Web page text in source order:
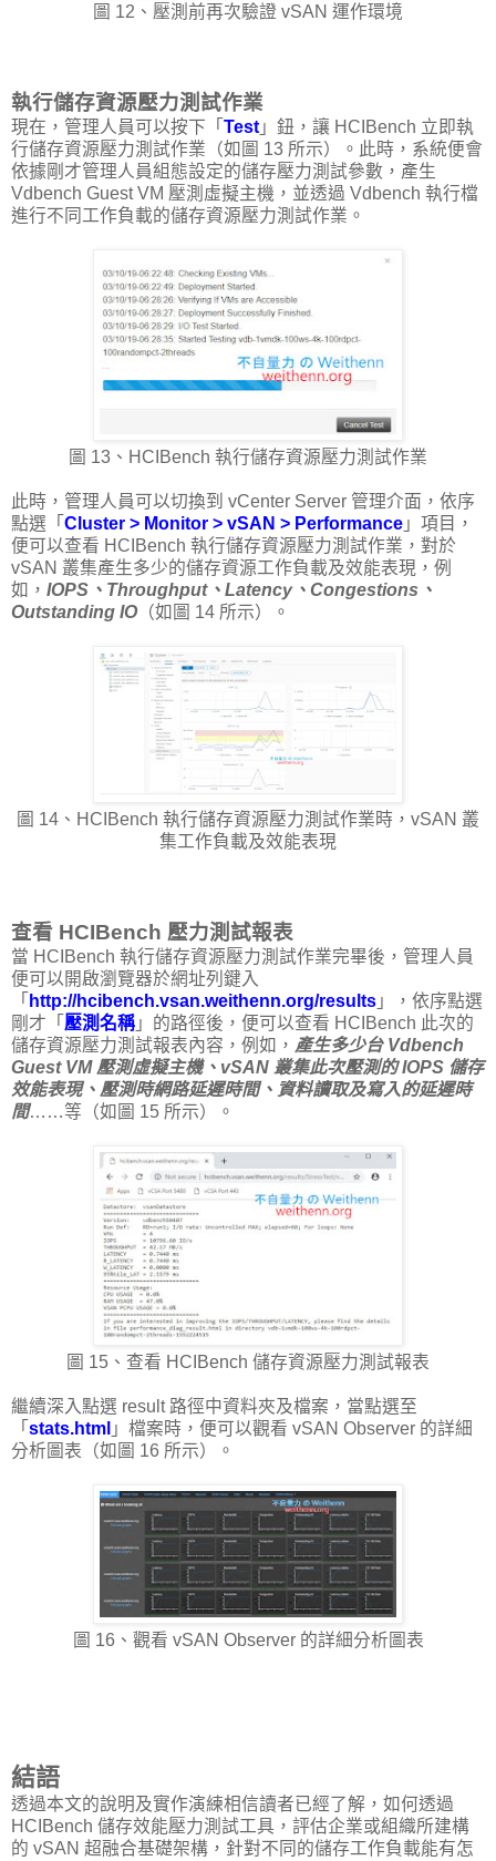
圖 12、壓測前再次驗證 vSAN 運作環境
執行儲存資源壓力測試作業
現在，管理人員可以按下「 Test 」鈕，讓 HCIBench 立即執
行儲存資源壓力測試作業（如圖 13 所示）。此時，系統便會
依據剛才管理人員組態設定的儲存壓力測試參數，產生
Vdbench Guest VM 壓測虛擬主機，並透過 Vdbench 執行檔
進行不同工作負載的儲存資源壓力測試作業。
圖 13、HCIBench 執行儲存資源壓力測試作業
此時，管理人員可以切換到 vCenter Server 管理介面，依序
點選「 Cluster > Monitor > vSAN > Performance 」項目，
便可以查看 HCIBench 執行儲存資源壓力測試作業，對於
vSAN 叢集產生多少的儲存資源工作負載及效能表現，例
如， IOPS、Throughput、Latency、Congestions、
Outstanding IO（如圖 14 所示）。
圖 14、HCIBench 執行儲存資源壓力測試作業時，vSAN 叢
集工作負載及效能表現
查看 HCIBench 壓力測試報表
當 HCIBench 執行儲存資源壓力測試作業完畢後，管理人員
便可以開啟瀏覽器於網址列鍵入
「 http://hcibench.vsan.weithenn.org/results 」，依序點選
剛才「 壓測名稱 」的路徑後，便可以查看 HCIBench 此次的
儲存資源壓力測試報表內容，例如， 產生多少台 Vdbench
Guest VM 壓測虛擬主機、vSAN 叢集此次壓測的 IOPS 儲存
效能表現、壓測時網路延遲時間、資料讀取及寫入的延遲時
間……等（如圖 15 所示）。
圖 15、查看 HCIBench 儲存資源壓力測試報表
繼續深入點選 result 路徑中資料夾及檔案，當點選至
「 stats.html 」檔案時，便可以觀看 vSAN Observer 的詳細
分析圖表（如圖 16 所示）。
圖 16、觀看 vSAN Observer 的詳細分析圖表
結語
透過本文的說明及實作演練相信讀者已經了解，如何透過
HCIBench 儲存效能壓力測試工具，評估企業或組織所建構
的 vSAN 超融合基礎架構，針對不同的儲存工作負載能有怎